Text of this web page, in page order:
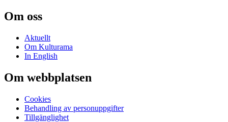
Om oss
Aktuellt
Om Kulturama
In English
Om webbplatsen
Cookies
Behandling av personuppgifter
Tillgänglighet